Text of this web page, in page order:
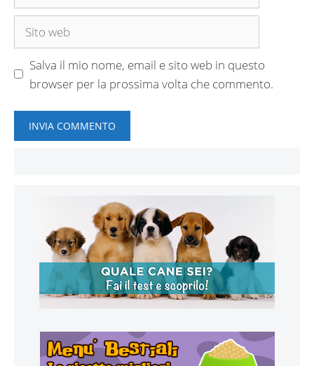
Sito
Salva il mio nome, email e sito web in questo
browser per la prossima volta che commento.